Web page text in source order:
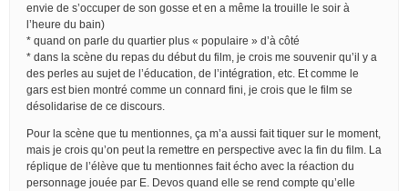
envie de s’occuper de son gosse et en a même la trouille le soir à
l’heure du bain)
* quand on parle du quartier plus « populaire » d’à côté
* dans la scène du repas du début du film, je crois me souvenir qu’il y a
des perles au sujet de l’éducation, de l’intégration, etc. Et comme le
gars est bien montré comme un connard fini, je crois que le film se
désolidarise de ce discours.
Pour la scène que tu mentionnes, ça m’a aussi fait tiquer sur le moment,
mais je crois qu’on peut la remettre en perspective avec la fin du film. La
réplique de l’élève que tu mentionnes fait écho avec la réaction du
personnage jouée par E. Devos quand elle se rend compte qu’elle